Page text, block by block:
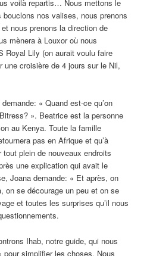
voilà repartis… Nous mettons le
nos valises, nous prenons
nous prenons la direction de
mènera à Louxor où nous
Royal Lily (on aurait voulu faire
une croisière de 4 jours sur le Nil,
« Quand est-ce qu’on
». Beatrice est la personne
au Kenya. Toute la famille
pas en Afrique et qu’à
tout plein de nouveaux endroits
une explication qui avait le
Joana demande: « Et après, on
on se décourage un peu et on se
et toutes les surprises qu’il nous
Ihab, notre guide, qui nous
pour simplifier les choses. Nous